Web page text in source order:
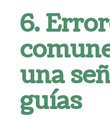
6.
una
guías